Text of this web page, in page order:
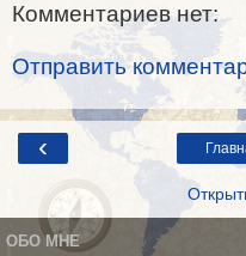
Комментариев нет:
Отправить
‹
ОБО МНЕ